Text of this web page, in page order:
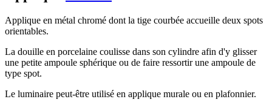
Applique en métal chromé dont la tige courbée accueille deux spots
orientables.
La douille en porcelaine coulisse dans son cylindre afin d'y glisser
une petite ampoule sphérique ou de faire ressortir une ampoule de
type spot.
Le luminaire peut-être utilisé en applique murale ou en plafonnier.